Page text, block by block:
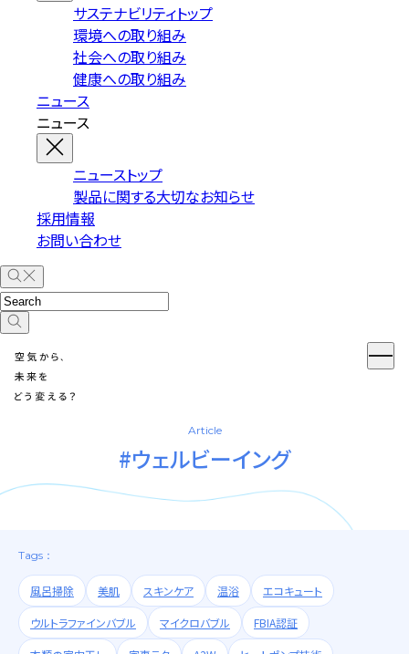
サステナビリティトップ
環境への取り組み
社会への取り組み
健康への取り組み
ニュース
ニュース
ニューストップ
製品に関する大切なお知らせ
採用情報
お問い合わせ
Article
#ウェルビーイング
Tags：
風呂掃除 美肌 スキンケア 温浴 エコキュート
ウルトラファインバブル マイクロバブル FBIA認証